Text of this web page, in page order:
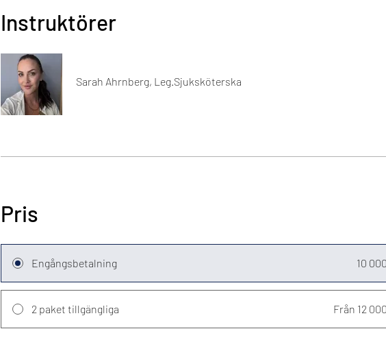
Instruktörer
Sarah Ahrnberg, Leg.Sjuksköterska
Pris
Engångsbetalning 10
2 paket tillgängliga Från 12